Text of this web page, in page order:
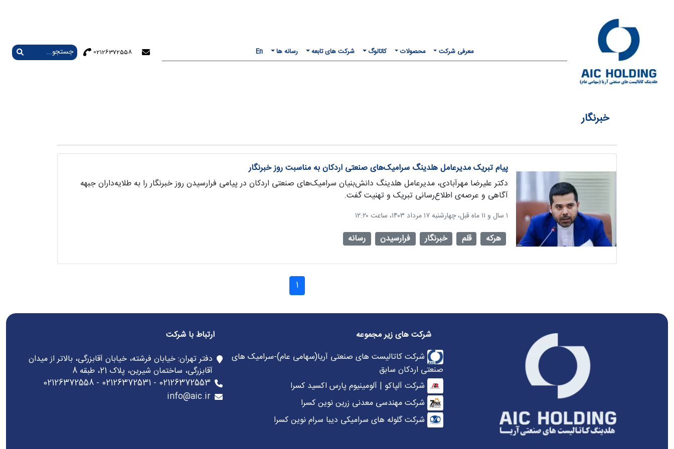
معرفی شرکت محصولات کاتالوگ شرکت های تابعه رسانه ها En
02126372558
خبرنگار
پیام تبریک مدیرعامل هلدینگ سرامیک‌های صنعتی اردکان به مناسبت روز خبرنگار
دکتر علیرضا مهرآبادی، مدیرعامل هلدینگ دانش‌بنیان سرامیک‌های صنعتی اردکان در پیامی فرارسیدن روز خبرنگار را به طلایه‌داران جبهه
آگاهی و عرصه‌ی اطلاع‌رسانی تبریک و تهنیت گفت.
‫۱ سال و ۱۱ ماه قبل، چهارشنبه ۱۷ مرداد ۱۴۰۳، ساعت ۱۲:۲۰
هرکه قلم خبرنگار فرارسیدن رسانه
1
شرکت های زیر مجموعه
شرکت کاتالیست های صنعتی آریا(سهامی عام)-سرامیک های
صنعتی اردکان سابق
شرکت آلپاکو | آلومینیوم پارس اکسید کسرا
شرکت مهندسی معدنی زرین نوین کسرا
شرکت گلوله های سرامیکی دیبا سرام نوین کسرا
ارتباط با شرکت
دفتر تهران: خیابان فرشته، خیابان آقابزرگی، بالاتر از میدان
آقابزرگی، ساختمان شیرین، پلاک 21، طبقه 8
02126372553 - 02126372531 - 02126372558
info@aic.ir